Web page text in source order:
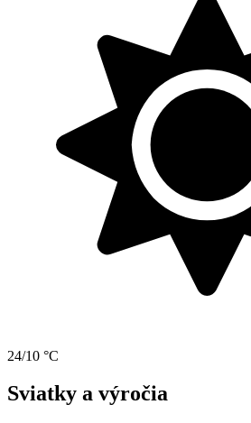
24/10 °C
Sviatky a výročia